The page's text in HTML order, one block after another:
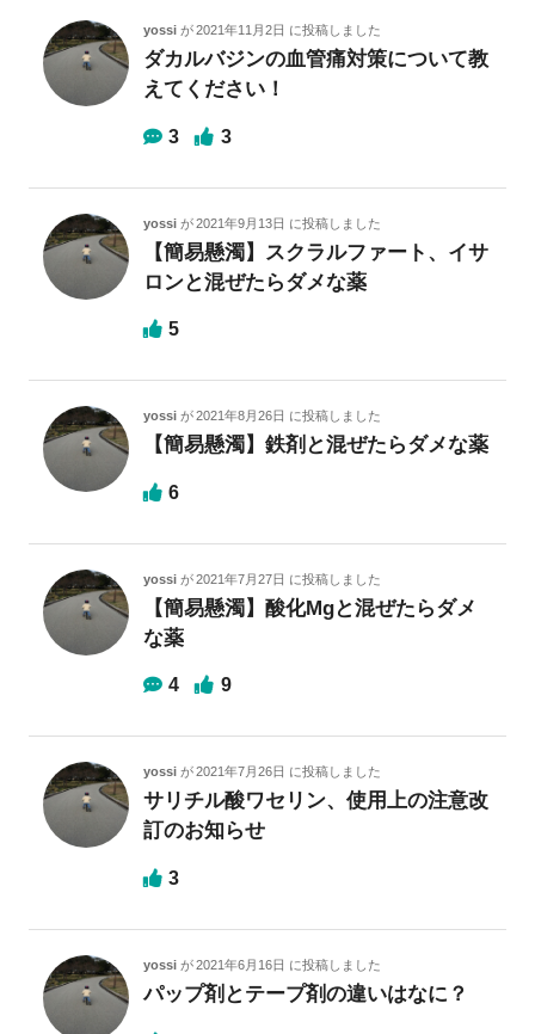
yossi が 2021年11月2日 に投稿しました
ダカルバジンの血管痛対策について教
えてください！
3 3
yossi が 2021年9月13日 に投稿しました
【簡易懸濁】スクラルファート、イサ
ロンと混ぜたらダメな薬
5
yossi が 2021年8月26日 に投稿しました
【簡易懸濁】鉄剤と混ぜたらダメな薬
6
yossi が 2021年7月27日 に投稿しました
【簡易懸濁】酸化Mgと混ぜたらダメ
な薬
4 9
yossi が 2021年7月26日 に投稿しました
サリチル酸ワセリン、使用上の注意改
訂のお知らせ
3
yossi が 2021年6月16日 に投稿しました
パップ剤とテープ剤の違いはなに？